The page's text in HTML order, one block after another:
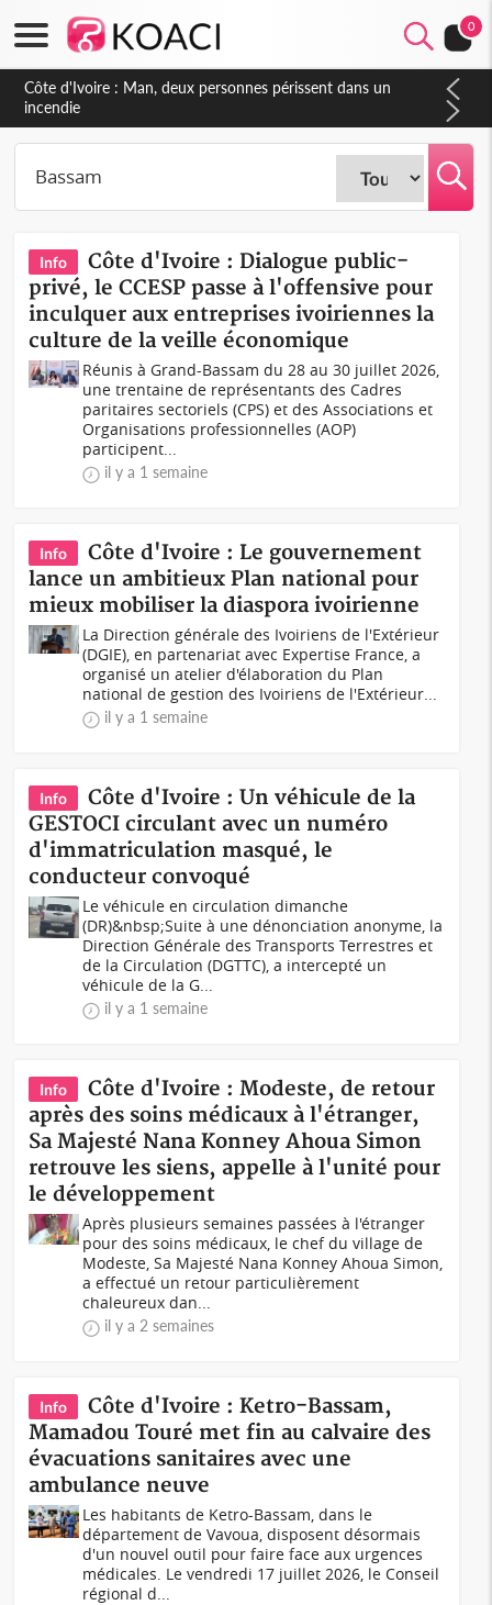
0
Côte d'Ivoire : Séileu, la célébration de la fête nationale
transformée en vaste campagne contre les produits
dépigmentants dangereux
Info
Côte d'Ivoire : Dialogue public-
privé, le CCESP passe à l'offensive pour
inculquer aux entreprises ivoiriennes la
culture de la veille économique
Réunis à Grand-Bassam du 28 au 30 juillet 2026,
une trentaine de représentants des Cadres
paritaires sectoriels (CPS) et des Associations et
Organisations professionnelles (AOP)
participent...
il y a 1 semaine
Info
Côte d'Ivoire : Le gouvernement
lance un ambitieux Plan national pour
mieux mobiliser la diaspora ivoirienne
La Direction générale des Ivoiriens de l'Extérieur
(DGIE), en partenariat avec Expertise France, a
organisé un atelier d'élaboration du Plan
national de gestion des Ivoiriens de l'Extérieur...
il y a 1 semaine
Info
Côte d'Ivoire : Un véhicule de la
GESTOCI circulant avec un numéro
d'immatriculation masqué, le
conducteur convoqué
Le véhicule en circulation dimanche
(DR)&nbsp;Suite à une dénonciation anonyme, la
Direction Générale des Transports Terrestres et
de la Circulation (DGTTC), a intercepté un
véhicule de la G...
il y a 1 semaine
Info
Côte d'Ivoire : Modeste, de retour
après des soins médicaux à l'étranger,
Sa Majesté Nana Konney Ahoua Simon
retrouve les siens, appelle à l'unité pour
le développement
Après plusieurs semaines passées à l'étranger
pour des soins médicaux, le chef du village de
Modeste, Sa Majesté Nana Konney Ahoua Simon,
a effectué un retour particulièrement
chaleureux dan...
il y a 2 semaines
Info
Côte d'Ivoire : Ketro-Bassam,
Mamadou Touré met fin au calvaire des
évacuations sanitaires avec une
ambulance neuve
Les habitants de Ketro-Bassam, dans le
département de Vavoua, disposent désormais
d'un nouvel outil pour faire face aux urgences
médicales. Le vendredi 17 juillet 2026, le Conseil
régional d...